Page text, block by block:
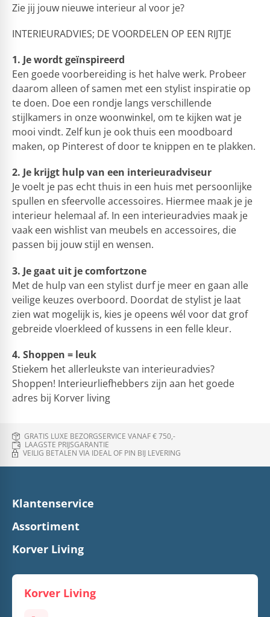
Zie jij jouw nieuwe interieur al voor je?
INTERIEURADVIES; DE VOORDELEN OP EEN RIJTJE
1. Je wordt geïnspireerd
Een goede voorbereiding is het halve werk. Probeer
daarom alleen of samen met een stylist inspiratie op
te doen. Doe een rondje langs verschillende
stijlkamers in onze woonwinkel, om te kijken wat je
mooi vindt. Zelf kun je ook thuis een moodboard
maken, op Pinterest of door te knippen en te plakken.
2. Je krijgt hulp van een interieuradviseur
Je voelt je pas echt thuis in een huis met persoonlijke
spullen en sfeervolle accessoires. Hiermee maak je je
interieur helemaal af. In een interieuradvies maak je
vaak een wishlist van meubels en accessoires, die
passen bij jouw stijl en wensen.
3. Je gaat uit je comfortzone
Met de hulp van een stylist durf je meer en gaan alle
veilige keuzes overboord. Doordat de stylist je laat
zien wat mogelijk is, kies je opeens wél voor dat grof
gebreide vloerkleed of kussens in een felle kleur.
4. Shoppen = leuk
Stiekem het allerleukste van interieuradvies?
Shoppen! Interieurliefhebbers zijn aan het goede
adres bij Korver living
GRATIS LUXE BEZORGSERVICE VANAF € 750,-
LAAGSTE PRIJSGARANTIE
VEILIG BETALEN VIA IDEAL OF PIN BIJ LEVERING
Klantenservice
Assortiment
Korver Living
Korver Living